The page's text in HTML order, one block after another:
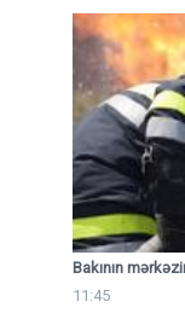
Bakının
11:45